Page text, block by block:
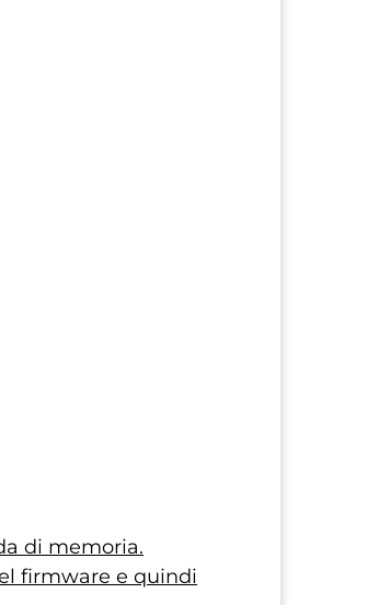
di memoria.
firmware e quindi